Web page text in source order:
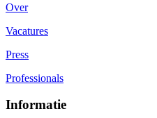
Over
Vacatures
Press
Professionals
Informatie